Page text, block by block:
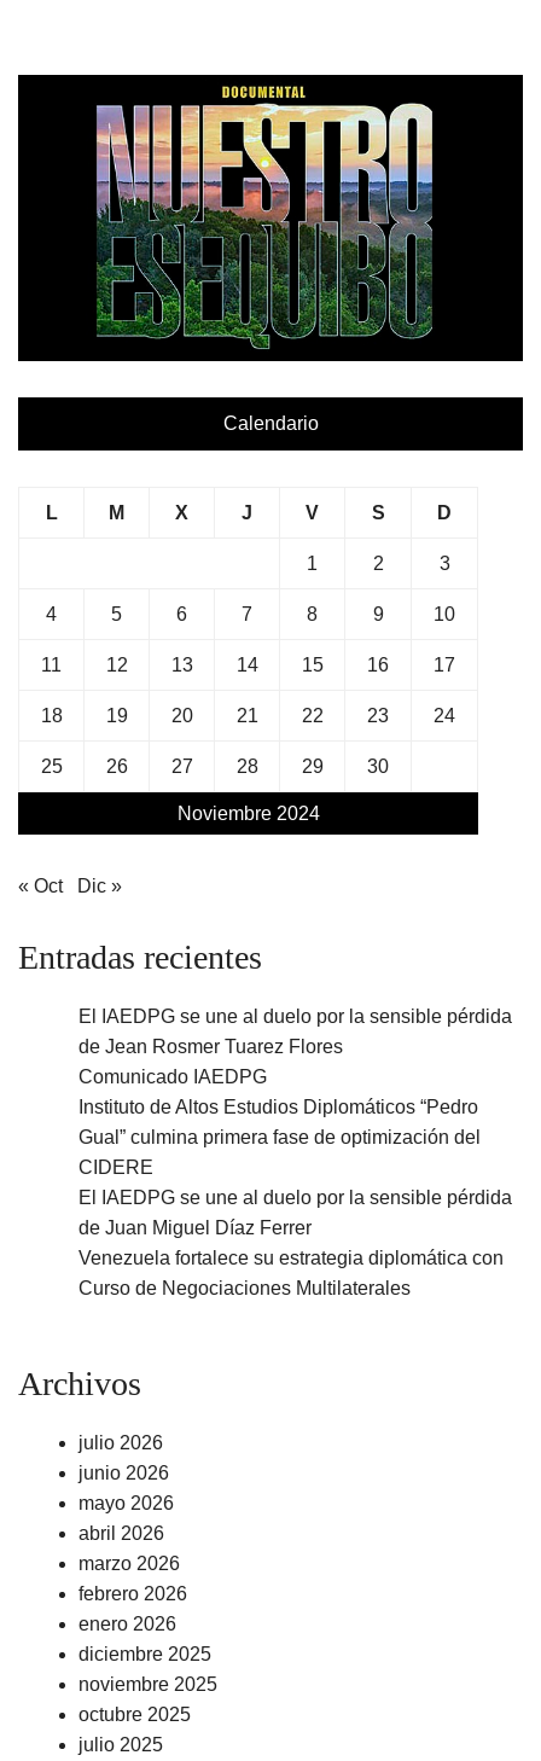
Calendario
Noviembre 2024
L M X J V S D
1 2 3
4 5 6 7 8 9 10
11 12 13 14 15 16 17
18 19 20 21 22 23 24
25 26 27 28 29 30
« Oct Dic »
Entradas recientes
El IAEDPG se une al duelo por la sensible pérdida
de Jean Rosmer Tuarez Flores
Comunicado IAEDPG
Instituto de Altos Estudios Diplomáticos “Pedro
Gual” culmina primera fase de optimización del
CIDERE
El IAEDPG se une al duelo por la sensible pérdida
de Juan Miguel Díaz Ferrer
Venezuela fortalece su estrategia diplomática con
Curso de Negociaciones Multilaterales
Archivos
julio 2026
junio 2026
mayo 2026
abril 2026
marzo 2026
febrero 2026
enero 2026
diciembre 2025
noviembre 2025
octubre 2025
julio 2025